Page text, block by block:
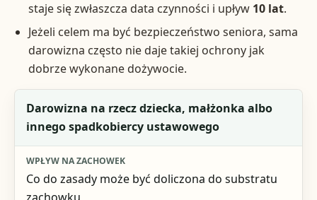
staje się zwłaszcza data czynności i upływ 10 lat.
Jeżeli celem ma być bezpieczeństwo seniora, sama
darowizna często nie daje takiej ochrony jak
dobrze wykonane dożywocie.
Sytuacja
Horyzont czasu
Darowizna na rzecz dziecka, małżonka albo
innego spadkobiercy ustawowego
Co do zasady może być doliczona do substratu